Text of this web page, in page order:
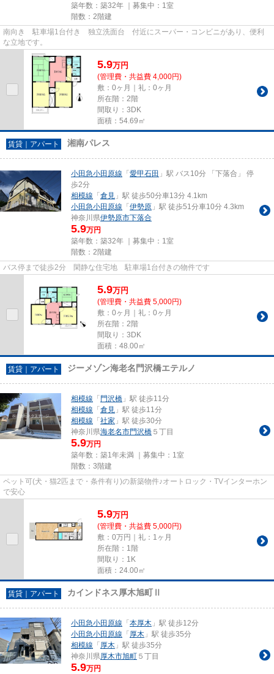
築年数：築32年 ｜募集中： 1室
階数：2階建
南向き 駐車場1台付き 独立洗面台 付近にスーパー・コンビニがあり、便利
な立地です。
5.9万円
(管理費・共益費 4,000円)
敷：0ヶ月｜礼：0ヶ月
所在階：2階
間取り：3DK
面積：54.69㎡
賃貸｜アパート 湘南パレス
小田急小田原線 「愛甲石田 」駅 バス10分 「下落合」 停
歩2分
相模線 「倉見 」駅 徒歩50分車13分 4.1km
小田急小田原線 「伊勢原 」駅 徒歩51分車10分 4.3km
神奈川県伊勢原市下落合
5.9万円
築年数：築32年 ｜募集中： 1室
階数：2階建
バス停まで徒歩2分 閑静な住宅地 駐車場1台付きの物件です
5.9万円
(管理費・共益費 5,000円)
敷：0ヶ月｜礼：0ヶ月
所在階：2階
間取り：3DK
面積：48.00㎡
賃貸｜アパート ジーメゾン海老名門沢橋エテルノ
相模線 「門沢橋 」駅 徒歩11分
相模線 「倉見 」駅 徒歩11分
相模線 「社家 」駅 徒歩30分
神奈川県海老名市門沢橋 ５丁目
5.9万円
築年数：築1年未満 ｜募集中： 1室
階数：3階建
ペット可(犬・猫2匹まで・条件有り)の新築物件♪オートロック・TVインターホン
で安心
5.9万円
(管理費・共益費 5,000円)
敷：0万円｜礼：1ヶ月
所在階：1階
間取り：1K
面積：24.00㎡
賃貸｜アパート カインドネス厚木旭町Ⅱ
小田急小田原線 「本厚木 」駅 徒歩12分
小田急小田原線 「厚木 」駅 徒歩35分
相模線 「厚木 」駅 徒歩35分
神奈川県厚木市旭町 ５丁目
5.9万円